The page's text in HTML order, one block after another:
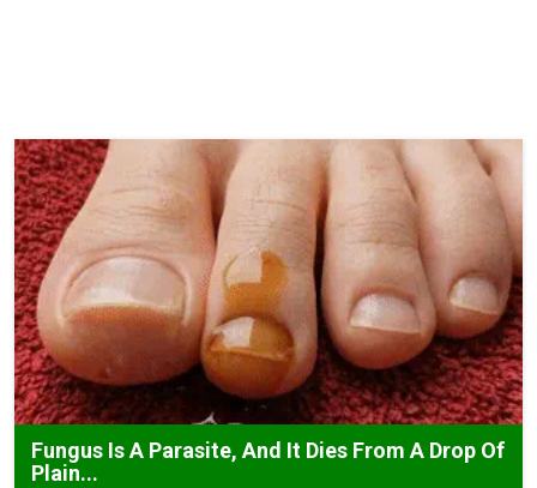
Fungus Is A Parasite, And It Dies From A Drop Of
Plain...